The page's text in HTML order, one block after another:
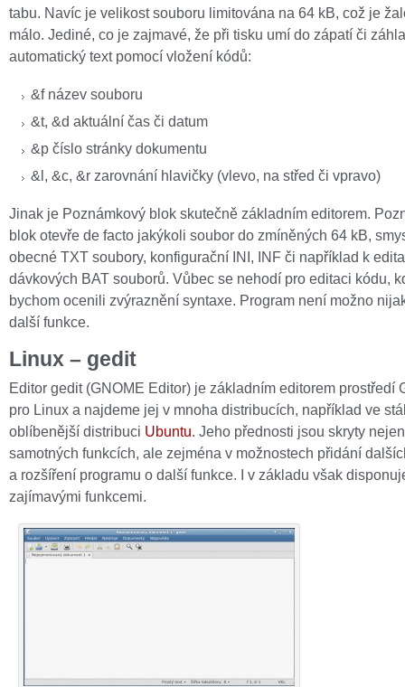
tabu. Navíc je velikost souboru limitována na 64 kB, což je
málo. Jediné, co je zajmavé, že při tisku umí do zápatí či
automatický text pomocí vložení kódů:
&f název souboru
&t, &d aktuální čas či datum
&p číslo stránky dokumentu
&l, &c, &r zarovnání hlavičky (vlevo, na střed či vpravo)
Jinak je Poznámkový blok skutečně základním editorem.
blok otevře de facto jakýkoli soubor do zmíněných 64 kB,
obecné TXT soubory, konfigurační INI, INF či například k
dávkových BAT souborů. Vůbec se nehodí pro editaci kódu,
bychom ocenili zvýraznění syntaxe. Program není možno
další funkce.
Linux – gedit
Editor gedit (GNOME Editor) je základním editorem prostředí
pro Linux a najdeme jej v mnoha distribucích, například ve
oblíbenější distribuci Ubuntu. Jeho přednosti jsou skryty
samotných funkcích, ale zejména v možnostech přidání
a rozšíření programu o další funkce. I v základu však
zajímavými funkcemi.